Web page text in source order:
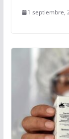
1 septiembre,